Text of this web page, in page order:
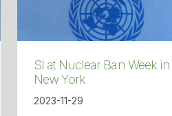
SI at Nuclear Ban Week in
New York
2023-11-29